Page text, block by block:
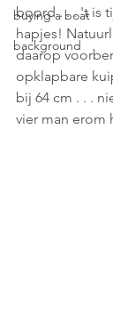
buying a boat
background
boord . . . 't is
hapjes!
daarop
opklapbare
bij 64 cm . . .
vier man erom